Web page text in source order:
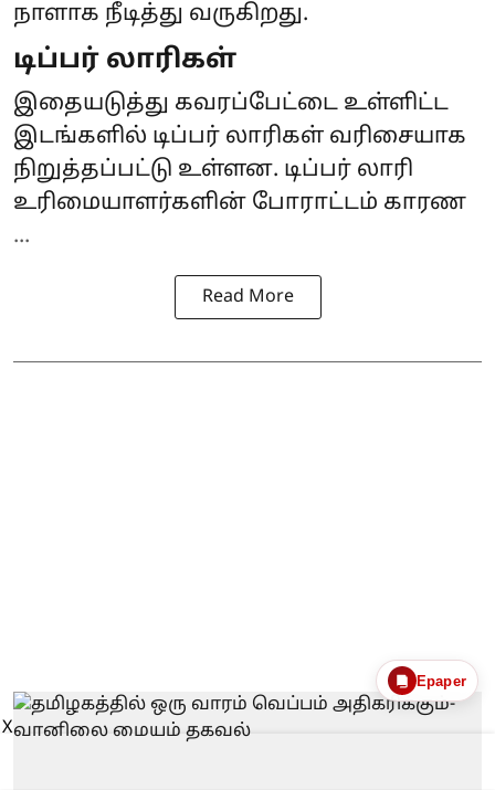
நாளாக நீடித்து வருகிறது.
டிப்பர் லாரிகள்
இதையடுத்து கவரப்பேட்டை உள்ளிட்ட
இடங்களில் டிப்பர் லாரிகள் வரிசையாக
நிறுத்தப்பட்டு உள்ளன. டிப்பர் லாரி
உரிமையாளர்களின் போராட்டம் காரண
...
Read More
Epaper
X